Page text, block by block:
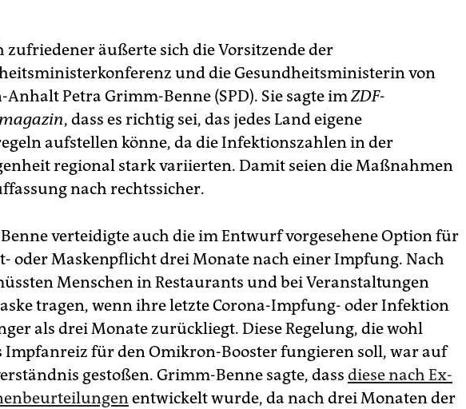
zufriedener äußerte sich die Vorsitzende der
und die Gesundheitsministerin von
Anhalt Petra Grimm-Benne (SPD). Sie sagte imZDF-
, dass es richtig sei, das jedes Land eigene
aufstellen könne, da die Infektionszahlen in der
regional stark variierten. Damit seien die Maßnahmen
nach rechtssicher.
verteidigte auch die im Entwurf vorgesehene Option für
oder Maskenpflicht drei Monate nach einer Impfung. Nach
Menschen in Restaurants und bei Veranstaltungen
tragen, wenn ihre letzte Corona-Impfung- oder Infektion
als drei Monate zurückliegt. Diese Regelung, die wohl
Impfanreiz für den Omikron-Booster fungieren soll, war auf
gestoßen. Grimm-Benne sagte, dass diese nach Ex­
entwickelt wurde, da nach drei Monaten der